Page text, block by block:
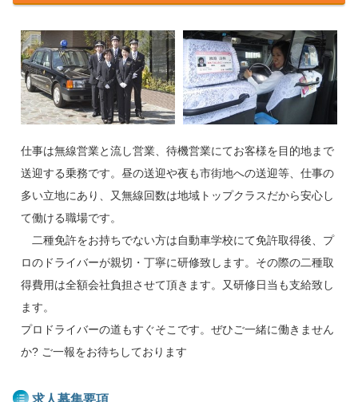
仕事は無線営業と流し営業、待機営業にてお客様を目的地まで
送迎する乗務です。昼の送迎や夜も市街地への送迎等、仕事の
多い立地にあり、又無線回数は地域トップクラスだから安心し
て働ける職場です。
二種免許をお持ちでない方は自動車学校にて免許取得後、プ
ロのドライバーが親切・丁寧に研修致します。その際の二種取
得費用は全額会社負担させて頂きます。又研修日当も支給致し
ます。
プロドライバーの道もすぐそこです。ぜひご一緒に働きません
か? ご一報をお待ちしております
求人募集要項